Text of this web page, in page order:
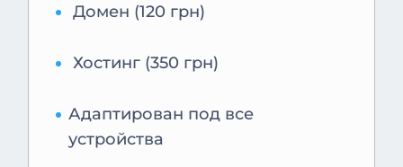
Домен (120 грн)
Хостинг (350 грн)
Адаптирован под все
устройства